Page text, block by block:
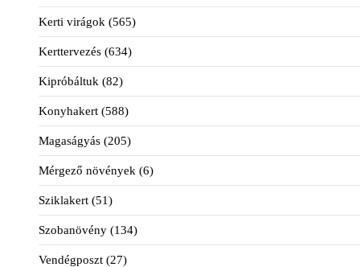
Kerti virágok (565)
Kerttervezés (634)
Kipróbáltuk (82)
Konyhakert (588)
Magaságyás (205)
Mérgező növények (6)
Sziklakert (51)
Szobanövény (134)
Vendégposzt (27)